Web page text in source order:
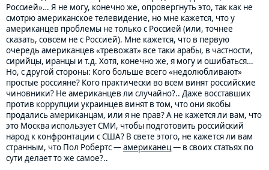
Россией»… Я не могу, конечно же, опровергнуть это, так как не
смотрю американское телевидение, но мне кажется, что у
американцев проблемы не только с Россией (или, точнее
сказать, совсем не с Россией). Мне кажется, что в первую
очередь американцев «тревожат» все таки арабы, в частности,
сирийцы, иранцы и т.д. Хотя, конечно же, я могу и ошибаться…
Но, с другой стороны: Кого больше всего «недолюбливают»
простые россияне? Кого практически во всем винят российские
чиновники? Не американцев ли случайно?.. Даже восставших
против коррупции украинцев винят в том, что они якобы
продались американцам, или я не прав? А не кажется ли вам, что
это Москва использует СМИ, чтобы подготовить российский
народ к конфронтации с США? В свете этого, не кажется ли вам
странным, что Пол Робертс —американец— в своих статьях по
сути делает то же самое?..